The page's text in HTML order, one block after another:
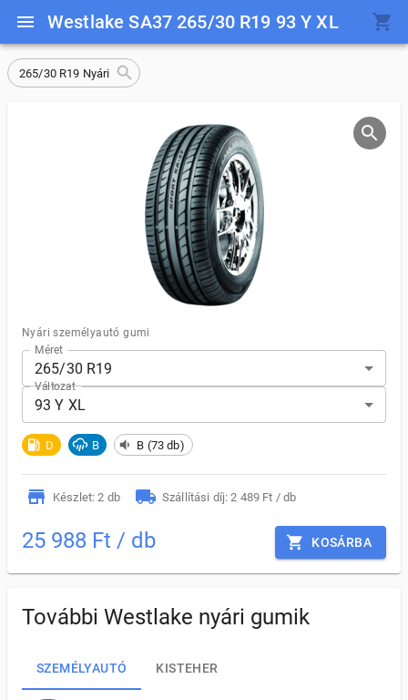
Westlake SA37 265/30 R19 93 Y XL
265/30 R19 Nyári
Nyári személyautó gumi
Méret
265/30 R19
Változat
93 Y XL
D B B (73 db)
Készlet: 2 db Szállítási díj: 2 489 Ft / db
25 988 Ft / db KOSÁRBA
További Westlake nyári gumik
SZEMÉLYAUTÓ KISTEHER